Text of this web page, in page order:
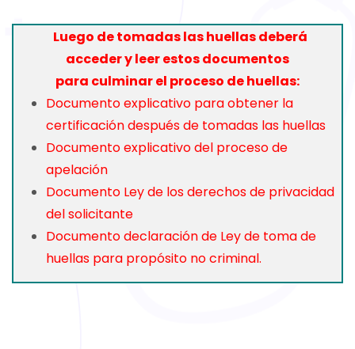
Luego de tomadas las huellasdeberá
accederyleer estosdocumentos
para culminarel proceso de huellas:
Documento explicativo para obtener la
certificación después de tomadas las huellas
Documento explicativo del proceso de
apelación
Documento Ley de los derechos de privacidad
del solicitante
Documento declaración de Ley de toma de
huellas para propósito no criminal.